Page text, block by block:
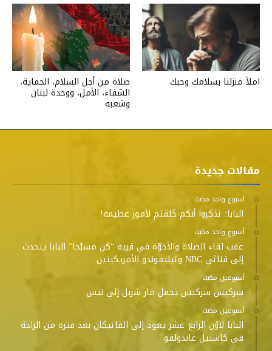
صلاة من أجل السلام، الحماية،
الشفاء، الأمل، ووحدة لبنان
وشعبه
املأ منزلنا بسلامك وحبك
مقالات جديدة
‫‫‫‏‫أسبوع واحد مضت‬
البابا: تذكروا أنكم خُلقتم لأمور عظيمة!
‫‫‫‏‫أسبوع واحد مضت‬
عقب لقاء الصلاة والأخوّة في قرية “كن مسبَّحا” البابا يتحدث
إلى قناتَي NBC وتيليموندو الأمريكيتين
‫‫‫‏‫أسبوعين مضت‬
سركيس سركيس يحمل مار شربل إلى نيس
‫‫‫‏‫أسبوعين مضت‬
البابا لاوُن الرابع عشر يعود إلى الفاتيكان بعد فترة من الراحة
في كاستيل غاندولفو